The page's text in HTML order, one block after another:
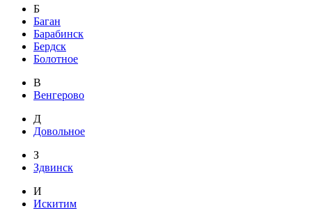
Б
Баган
Барабинск
Бердск
Болотное
В
Венгерово
Д
Довольное
З
Здвинск
И
Искитим